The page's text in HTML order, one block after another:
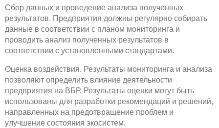
Сбор данных и проведение анализа полученных
результатов. Предприятия должны регулярно собирать
данные в соответствии с планом мониторинга и
проводить анализ полученных результатов в
соответствии с установленными стандартами.
Оценка воздействия. Результаты мониторинга и анализа
позволяют определить влияние деятельности
предприятия на ВБР. Результаты оценки могут быть
использованы для разработки рекомендаций и решений,
направленных на предотвращение проблем и
улучшение состояния экосистем.